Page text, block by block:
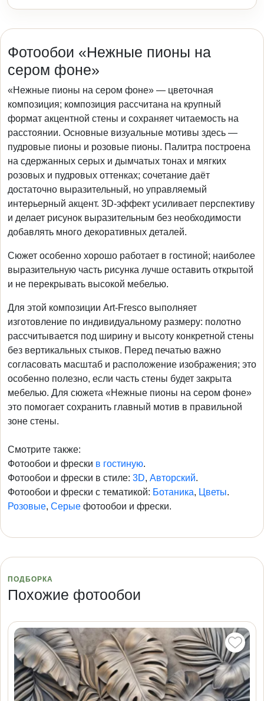
Фотообои «Нежные пионы на
сером фоне»
«Нежные пионы на сером фоне» — цветочная
композиция; композиция рассчитана на крупный
формат акцентной стены и сохраняет читаемость на
расстоянии. Основные визуальные мотивы здесь —
пудровые пионы и розовые пионы. Палитра построена
на сдержанных серых и дымчатых тонах и мягких
розовых и пудровых оттенках; сочетание даёт
достаточно выразительный, но управляемый
интерьерный акцент. 3D-эффект усиливает перспективу
и делает рисунок выразительным без необходимости
добавлять много декоративных деталей.
Сюжет особенно хорошо работает в гостиной; наиболее
выразительную часть рисунка лучше оставить открытой
и не перекрывать высокой мебелью.
Для этой композиции Art-Fresco выполняет
изготовление по индивидуальному размеру: полотно
рассчитывается под ширину и высоту конкретной стены
без вертикальных стыков. Перед печатью важно
согласовать масштаб и расположение изображения; это
особенно полезно, если часть стены будет закрыта
мебелью. Для сюжета «Нежные пионы на сером фоне»
это помогает сохранить главный мотив в правильной
зоне стены.
Смотрите также:
Фотообои и фрески в гостиную.
Фотообои и фрески в стиле: 3D, Авторский.
Фотообои и фрески с тематикой: Ботаника, Цветы.
Розовые, Серые фотообои и фрески.
ПОДБОРКА
Похожие фотообои